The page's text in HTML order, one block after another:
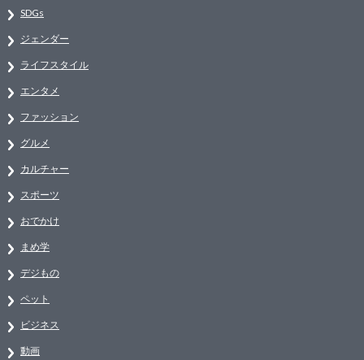
SDGs
ジェンダー
ライフスタイル
エンタメ
ファッション
グルメ
カルチャー
スポーツ
おでかけ
まめ学
デジもの
ペット
ビジネス
動画